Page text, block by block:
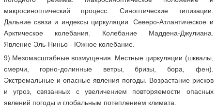
макросиноптический процесс. Синоптические типизации.
Дальние связи и индексы циркуляции. Северо-Атлантическое и
Арктическое колебания. Колебание Маддена-Джулиана.
Явление Эль-Ниньо - Южное колебание.
9) Мезомасштабные возмущения. Местные циркуляции (шквалы,
смерчи, горно-долинные ветры, бризы, бора, фен).
Экстремальные и опасные явления погоды. Возрастание рисков
и угроз, связанных с увеличением повторяемости опасных
явлений погоды и глобальным потеплением климата.